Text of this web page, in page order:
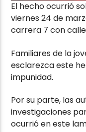
El hecho ocurrió
viernes 24 de
carrera 7 con
Familiares de la
esclarezca este
impunidad.
Por su parte, las
investigaciones
ocurrió en este